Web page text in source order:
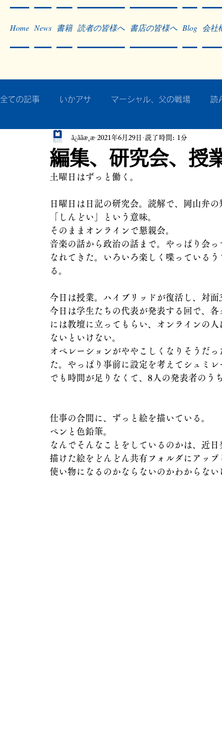
Home News 書籍 読者の皆様へ 書店の皆様へ Blog 会社
全ての記事 いかアサ マーシャル、父の戦場 読
秘蔵写真200枚でたどるアジア・太平洋戦争
作った本・作っている本 記事掲載・広告
編集、研究会、授
ã¿ããæ¸æ 2021年6月29日 読了時間: 1分
土曜日はずっと働く。
日曜日は日記の研究会。読解で、岡山弁
「しんどい」という意味。
そのままオンラインで懇親会。
音楽の話から政治の話まで。やっぱり会
なれてきた。いろいろ楽しく喋っている
る。
今日は授業。ハイブリッドが復活し、対
今日は学生たちの代表が発表する回で、
には教壇に立ってもらい、オンラインの
ないといけない。
オペレーションがややこしくなりそうだ
た。やっぱり事前に設定を考えてシュミ
でも時間が足りなくて、8人の発表者のう
仕事の合間に、ずっと絵を描いている。
ペンと色鉛筆。
なんでそんなことをしているのかは、近日
描けた絵をどんどん共有フォルダにアッ
使い物になるのかならないのかわからな